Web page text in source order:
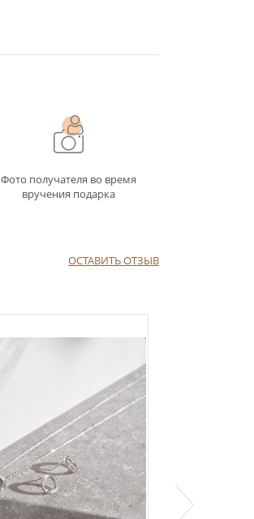
Фото получателя во время
вручения подарка
ОСТАВИТЬ ОТЗЫВ